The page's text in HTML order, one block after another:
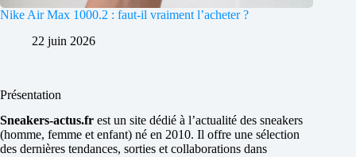
Nike Air Max 1000.2 : faut-il vraiment l’acheter ?
22 juin 2026
Présentation
Sneakers-actus.fr est un site dédié à l’actualité des sneakers
(homme, femme et enfant) né en 2010. Il offre une sélection
des dernières tendances, sorties et collaborations dans